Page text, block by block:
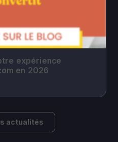
expérience
en 2026
actualités